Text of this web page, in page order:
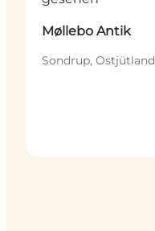
Møllebo Antik
Sondrup, Ostjütland